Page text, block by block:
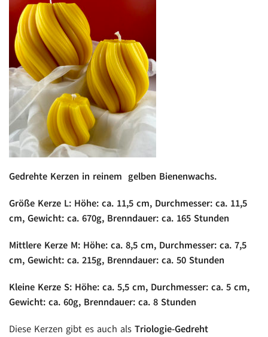
Gedrehte Kerzen in reinem gelben Bienenwachs.
Größe Kerze L: Höhe: ca. 11,5 cm, Durchmesser: ca. 11,5
cm, Gewicht: ca. 670g, Brenndauer: ca. 165 Stunden
Mittlere Kerze M: Höhe: ca. 8,5 cm, Durchmesser: ca. 7,5
cm, Gewicht: ca. 215g, Brenndauer: ca. 50 Stunden
Kleine Kerze S: Höhe: ca. 5,5 cm, Durchmesser: ca. 5 cm,
Gewicht: ca. 60g, Brenndauer: ca. 8 Stunden
Diese Kerzen gibt es auch als Triologie-Gedreht